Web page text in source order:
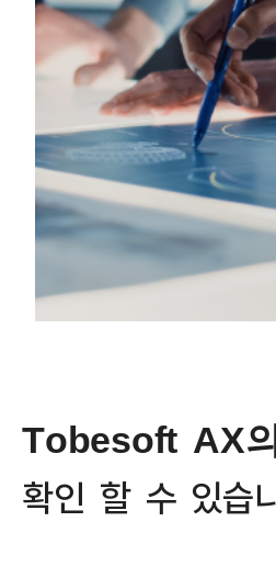
PHILOSOPHY
인재상/복리후생
오시는 길
RPA PORTAL
Tobesoft AX의
확인 할 수 있습니